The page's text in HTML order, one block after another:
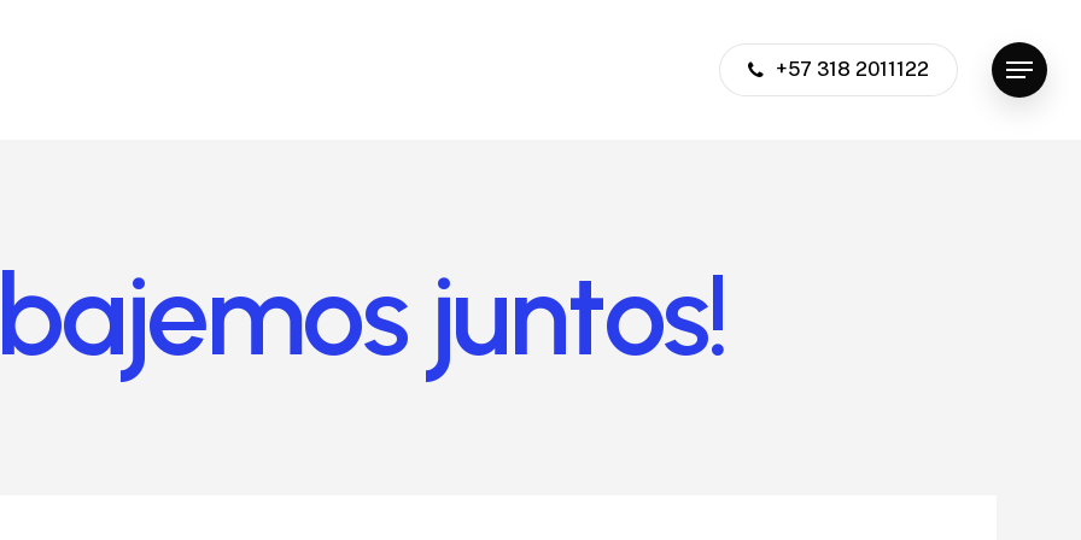
+57 318 2011122 Menu
juntos!